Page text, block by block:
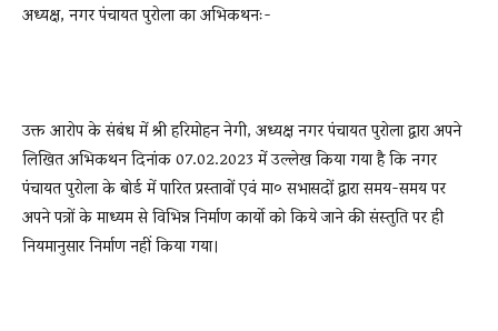
अध्यक्ष, नगर पंचायत पुरोला का अभिकथनः-
उक्त आरोप के संबंध में श्री हरिमोहन नेगी, अध्यक्ष नगर पंचायत पुरोला द्वारा अपने
लिखित अभिकथन दिनांक 07.02.2023 में उल्लेख किया गया है कि नगर
पंचायत पुरोला के बोर्ड में पारित प्रस्तावों एवं मा० सभासदों द्वारा समय-समय पर
अपने पत्रों के माध्यम से विभिन्न निर्माण कार्यो को किये जाने की संस्तुति पर ही
नियमानुसार निर्माण नहीं किया गया।